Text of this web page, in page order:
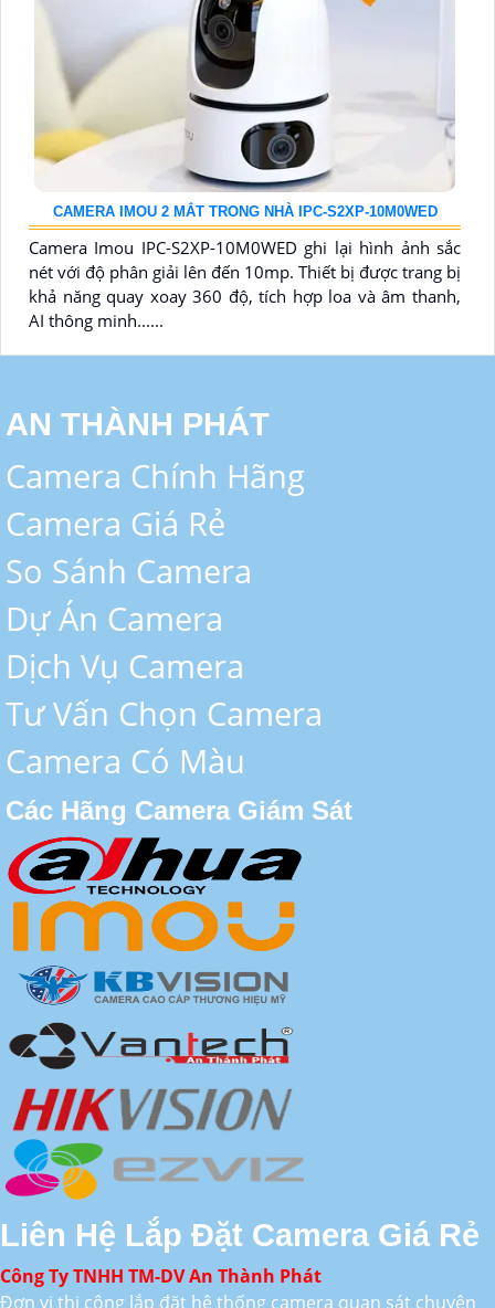
CAMERA IMOU 2 MẮT TRONG NHÀ IPC-S2XP-10M0WED
Camera Imou IPC-S2XP-10M0WED ghi lại hình ảnh sắc
nét với độ phân giải lên đến 10mp. Thiết bị được trang bị
khả năng quay xoay 360 độ, tích hợp loa và âm thanh,
AI thông minh......
AN THÀNH PHÁT
Camera Chính Hãng
Camera Giá Rẻ
So Sánh Camera
Dự Án Camera
Dịch Vụ Camera
Tư Vấn Chọn Camera
Camera Có Màu
Các Hãng Camera Giám Sát
Liên Hệ Lắp Đặt Camera Giá Rẻ
Công Ty TNHH TM-DV An Thành Phát
Đơn vị thi công lắp đặt hệ thống camera quan sát chuyên